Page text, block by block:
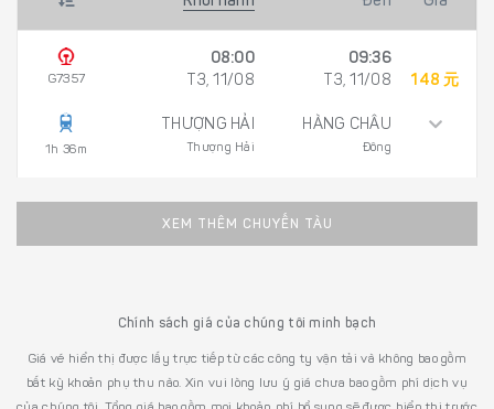
G7357
1h 36m
08:00
T3, 11/08
THƯỢNG HẢI
Thượng Hải
09:36
T3, 11/08
HÀNG CHÂU
Đông
148 元
XEM THÊM CHUYẾN TÀU
Chính sách giá của chúng tôi minh bạch
Giá vé hiển thị được lấy trực tiếp từ các công ty vận tải và không bao gồm
bất kỳ khoản phụ thu nào. Xin vui lòng lưu ý giá chưa bao gồm phí dịch vụ